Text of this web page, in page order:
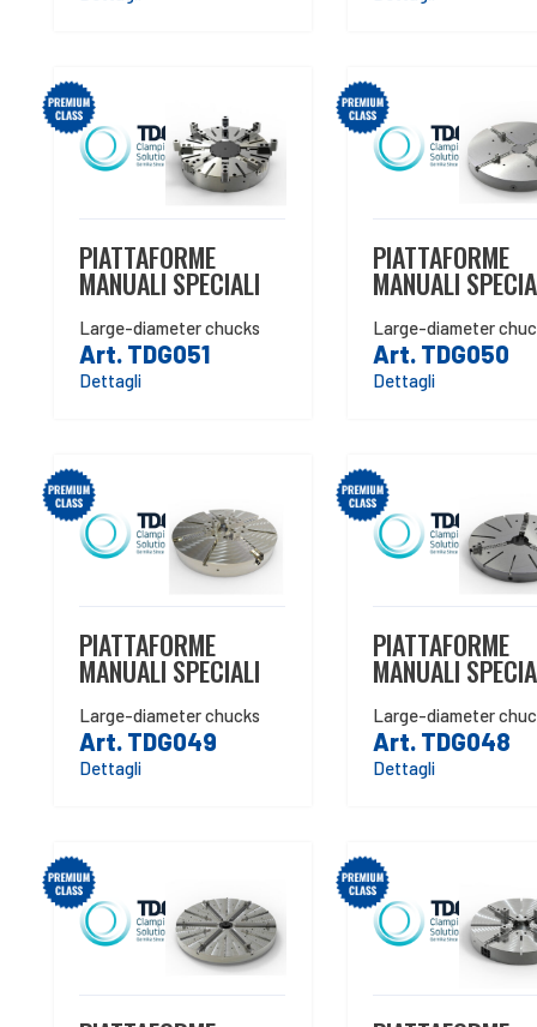
PIATTAFORME
MANUALI SPECIALI
Large-diameter chucks
Art. TDG051
Dettagli
PIATTAFORME
MANUALI
Large-diameter
Art. TDG050
Dettagli
PIATTAFORME
MANUALI SPECIALI
Large-diameter chucks
Art. TDG049
Dettagli
PIATTAFORME
MANUALI
Large-diameter
Art. TDG048
Dettagli